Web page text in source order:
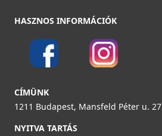
HASZNOS INFORMÁCIÓK
CÍMÜNK
1211 Budapest, Mansfeld Péter u. 27
NYITVA TARTÁS